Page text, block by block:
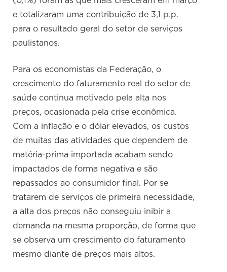
e totalizaram uma contribuição de 3,1 p.p.
para o resultado geral do setor de serviços
paulistanos.
Para os economistas da Federação, o
crescimento do faturamento real do setor de
saúde continua motivado pela alta nos
preços, ocasionada pela crise econômica.
Com a inflação e o dólar elevados, os custos
de muitas das atividades que dependem de
matéria-prima importada acabam sendo
impactados de forma negativa e são
repassados ao consumidor final. Por se
tratarem de serviços de primeira necessidade,
a alta dos preços não conseguiu inibir a
demanda na mesma proporção, de forma que
se observa um crescimento do faturamento
mesmo diante de preços mais altos.